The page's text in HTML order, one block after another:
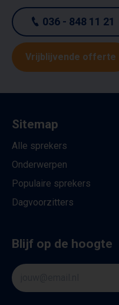
036 - 848 11 21
Vrijblijvende offerte
Sitemap
Alle sprekers
Onderwerpen
Populaire sprekers
Dagvoorzitters
Blijf op de hoogte